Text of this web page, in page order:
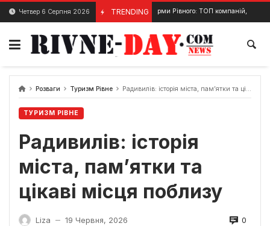
Skip
content
Четвер 6 Серпня 2026 TRENDING
19 Грудня, 2024 Охоронні фірми Рівного: ТОП компаній, ціни, послуги та як
Розваги Туризм Рівне Радивилів: історія міста, пам’ятки та цікаві місця поблизу
ТУРИЗМ РІВНЕ
Радивилів: історія
міста, пам’ятки та
цікаві місця поблизу
Liza — 19 Червня, 2026 0